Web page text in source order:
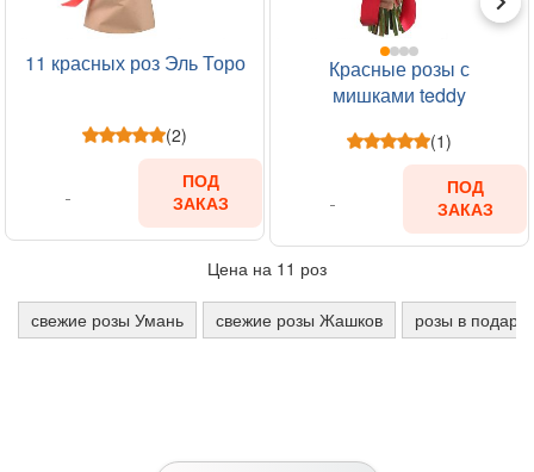
11 красных роз Эль Торо
(2)
ПОД
ЗАКАЗ
Красные розы с
мишками teddy
(1)
ПОД
ЗАКАЗ
Цена на 11 роз
свежие розы Умань свежие розы Жашков розы в